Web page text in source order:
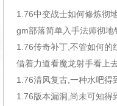
1.76中变战士如何修炼彻
gm部落简单入手法师彻地
1.76传奇补丁,不管如何的
借着力道看魔龙射手看上
1.76清风复古,一种水吧